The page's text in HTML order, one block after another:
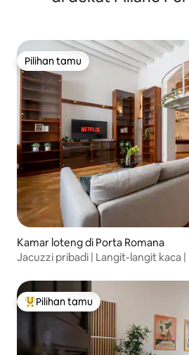
Pilihan tamu
Pilihan tamu
Kamar loteng di Porta Romana
Jacuzzi pribadi | Langit-langit kaca |
Pilihan tamu terpopuler
Pilihan tamu